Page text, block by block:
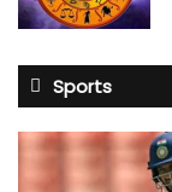
Sports
साई